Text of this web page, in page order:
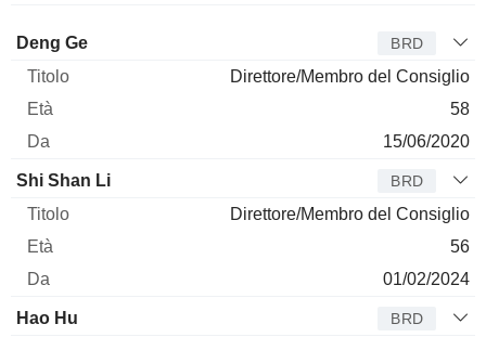
Amministratore
Deng Ge BRD
Direttore/Membro del Consiglio
58
15/06/2020
Shi Shan Li BRD
Direttore/Membro del Consiglio
56
01/02/2024
Hao Hu BRD